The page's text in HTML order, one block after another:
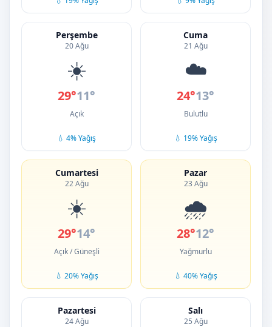
Perşembe
20 Ağu
☀️
29°11°
Açık
💧 4% Yağış
Cuma
21 Ağu
☁️
24°13°
Bulutlu
💧 19% Yağış
Cumartesi
22 Ağu
☀️
29°14°
Açık / Güneşli
💧 20% Yağış
Pazar
23 Ağu
🌧️
28°12°
Yağmurlu
💧 40% Yağış
Pazartesi
24 Ağu
Salı
25 Ağu